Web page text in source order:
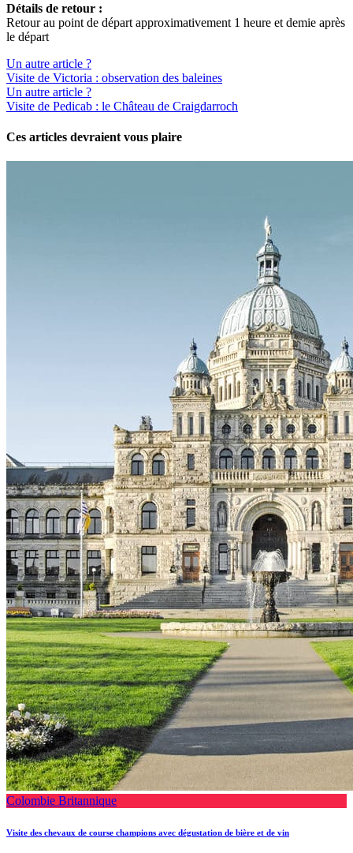
Détails de retour :
Retour au point de départ approximativement 1 heure et demie après
le départ
Un autre article ?
Visite de Victoria : observation des baleines
Un autre article ?
Visite de Pedicab : le Château de Craigdarroch
Ces articles devraient vous plaire
Colombie Britannique
Visite des chevaux de course champions avec dégustation de bière et de vin